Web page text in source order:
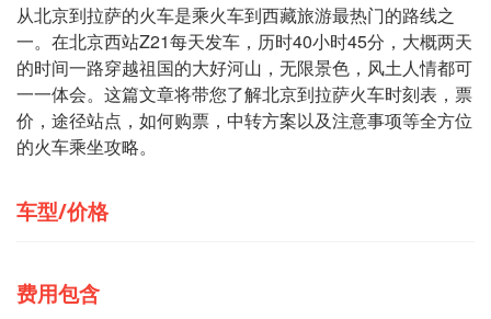
从北京到拉萨的火车是乘火车到西藏旅游最热门的路线之
一。在北京西站Z21每天发车，历时40小时45分，大概两天
的时间一路穿越祖国的大好河山，无限景色，风土人情都可
一一体会。这篇文章将带您了解北京到拉萨火车时刻表，票
价，途径站点，如何购票，中转方案以及注意事项等全方位
的火车乘坐攻略。
车型/价格
费用包含